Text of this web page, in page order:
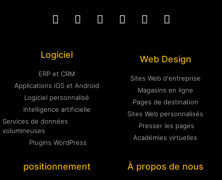
Logiciel
ERP et CRM
Applications iOS et Android
Logiciel personnalisé
Intelligence artificielle
Services de données
volumineuses
Plugins WordPress
Web Design
Sites Web d'entreprise
Magasins en ligne
Pages de destination
Sites Web personnalisés
Presser les pages
Académies virtuelles
positionnement À propos de nous